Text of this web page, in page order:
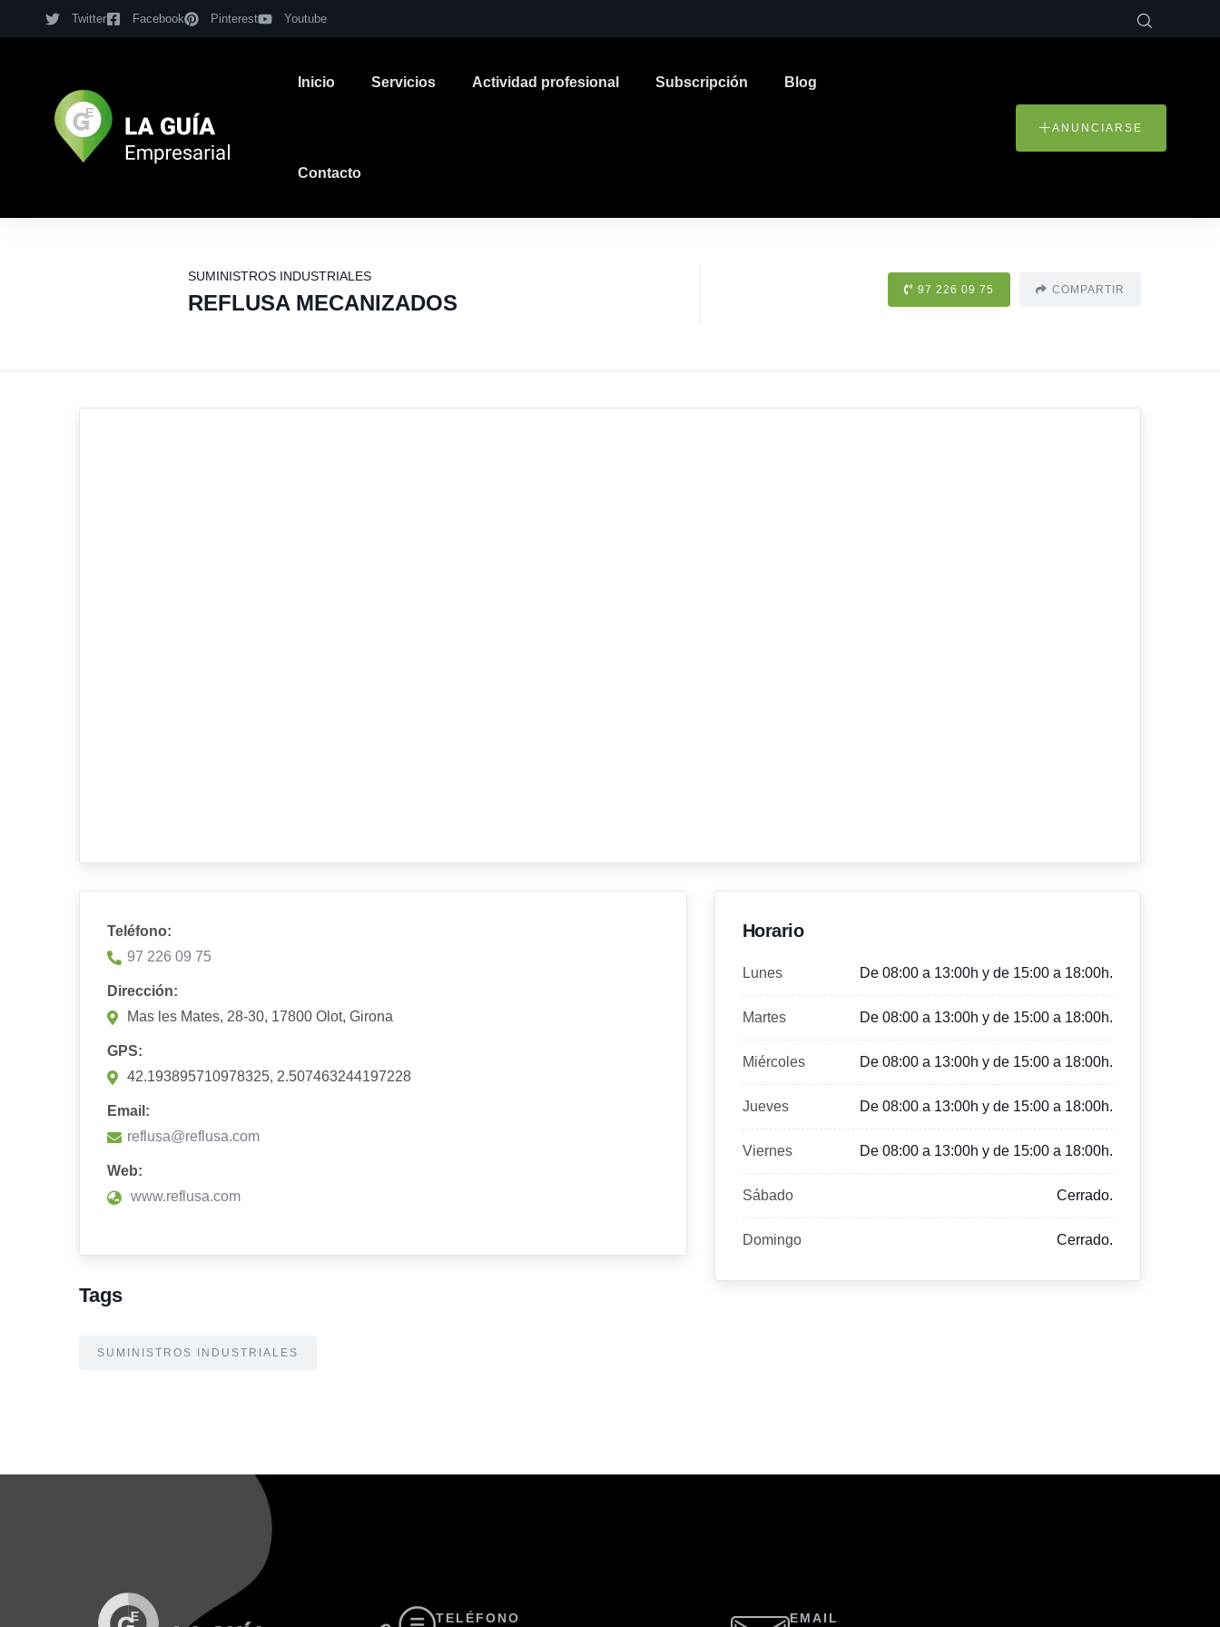
Twitter Facebook Pinterest Youtube
Inicio Servicios Actividad profesional Subscripción Blog
Contacto
ANUNCIARSE
SUMINISTROS INDUSTRIALES
REFLUSA MECANIZADOS
97 226 09 75 COMPARTIR
Teléfono:
97 226 09 75
Dirección:
Mas les Mates, 28-30, 17800 Olot, Girona
GPS:
42.193895710978325, 2.507463244197228
Email:
reflusa@reflusa.com
Web:
www.reflusa.com
Tags
SUMINISTROS INDUSTRIALES
Horario
Lunes De 08:00 a 13:00h y de 15:00 a 18:00h.
Martes De 08:00 a 13:00h y de 15:00 a 18:00h.
Miércoles De 08:00 a 13:00h y de 15:00 a 18:00h.
Jueves De 08:00 a 13:00h y de 15:00 a 18:00h.
Viernes De 08:00 a 13:00h y de 15:00 a 18:00h.
Sábado Cerrado.
Domingo Cerrado.
TELÉFONO EMAIL